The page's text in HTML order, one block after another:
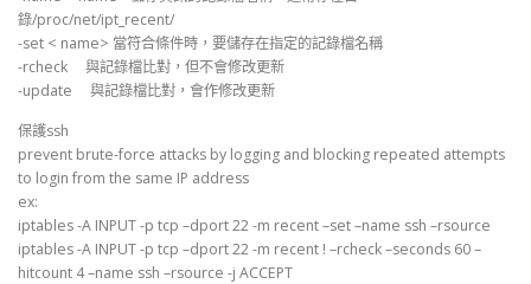
錄/proc/net/ipt_recent/
-set < name> 當符合條件時，要儲存在指定的記錄檔名稱
-rcheck 與記錄檔比對，但不會修改更新
-update 與記錄檔比對，會作修改更新
保護ssh
prevent brute-force attacks by logging and blocking repeated attempts
to login from the same IP address
ex:
iptables -A INPUT -p tcp –dport 22 -m recent –set –name ssh –rsource
iptables -A INPUT -p tcp –dport 22 -m recent ! –rcheck –seconds 60 –
hitcount 4 –name ssh –rsource -j ACCEPT